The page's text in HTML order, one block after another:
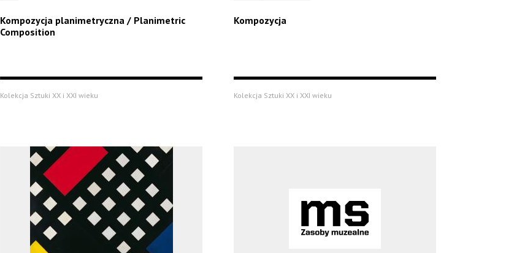
Kompozycja planimetryczna / Planimetric
Composition
Kolekcja Sztuki XX i XXI wieku
Kompozycja
Kolekcja Sztuki XX i XXI wieku